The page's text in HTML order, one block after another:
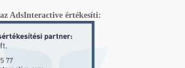
AdsInteractive értékesíti: